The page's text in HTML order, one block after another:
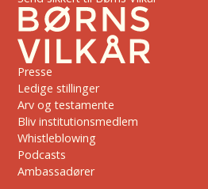
Presse
Ledige stillinger
Arv og testamente
Bliv institutionsmedlem
Whistleblowing
Podcasts
Ambassadører